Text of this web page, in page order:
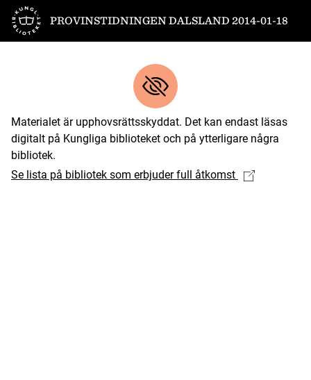
Till startsidan
PROVINSTIDNINGEN DALSLAND 2014-01-18
Materialet är upphovsrättsskyddat. Det kan endast läsas
digitalt på Kungliga biblioteket och på ytterligare några
bibliotek.
Se lista på bibliotek som erbjuder full åtkomst